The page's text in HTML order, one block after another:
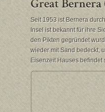
Seit 1953 ist Bernera
Insel ist bekannt für ihre
den Pikten gegründet
wieder mit Sand bedeckt,
Eisenzeit Hauses befindet